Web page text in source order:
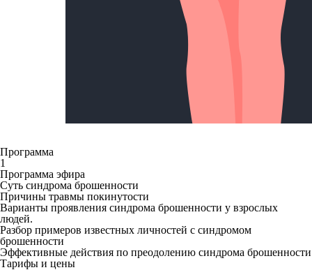
Программа
1
Программа эфира
Суть синдрома брошенности
Причины травмы покинутости
Варианты проявления синдрома брошенности у взрослых
людей.
Разбор примеров известных личностей с синдромом
брошенности
Эффективные действия по преодолению синдрома брошенности
Тарифы и цены